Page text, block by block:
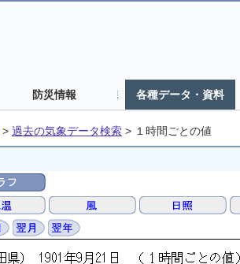
防災情報 各種データ・資料
> 過去の気象データ検索 > １時間ごとの値